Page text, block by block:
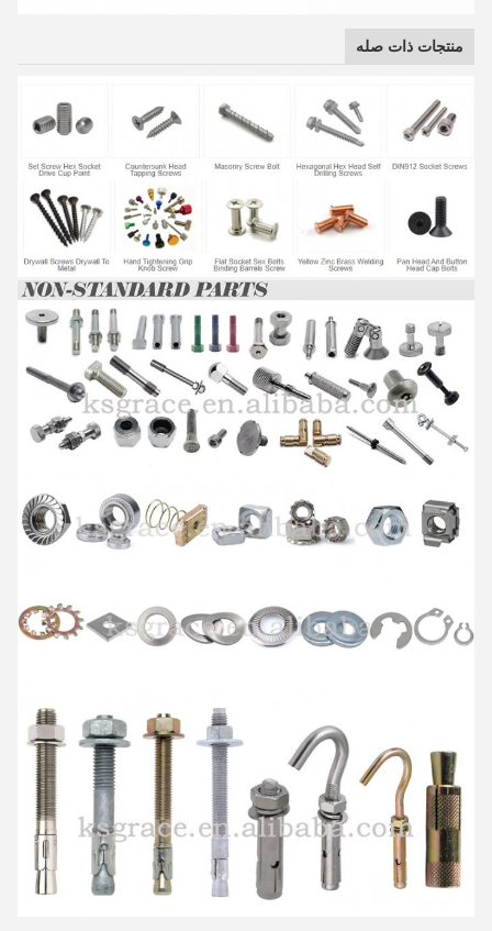
منتجات ذات صله